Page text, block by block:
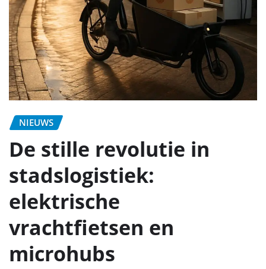
NIEUWS
De stille revolutie in
stadslogistiek:
elektrische
vrachtfietsen en
microhubs